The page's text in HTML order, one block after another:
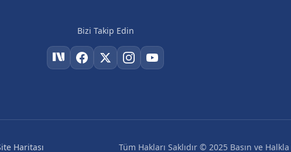
Bizi Takip Edin
Haritası Tüm Hakları Saklıdır © 2025 Basın ve